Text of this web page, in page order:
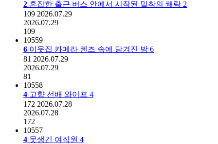
2 혼잡한 출근 버스 안에서 시작된 밀착의 쾌락 2
109 2026.07.29
2026.07.29
109
10559
6 이웃집 카메라 렌즈 속에 담겨진 밤 6
81 2026.07.29
2026.07.29
81
10558
4 고향 선배 와이프 4
172 2026.07.28
2026.07.28
172
10557
4 못생긴 여직원 4